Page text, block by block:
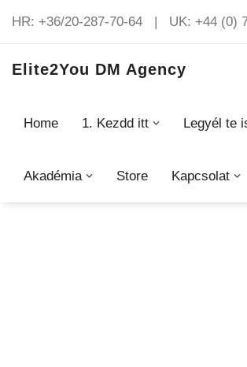
HR: +36/20-287-70-64 | UK: +44 (0)
Elite2You DM Agency
Home 1. Kezdd itt Legyél te
Akadémia Store Kapcsolat
Elite2You